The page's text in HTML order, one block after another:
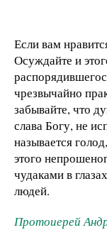
Если вам
Осуждайте и
чрезвычайно
забывайте, что
слава Богу, не
называется
этого
чудаками в
людей.
Протоиерей